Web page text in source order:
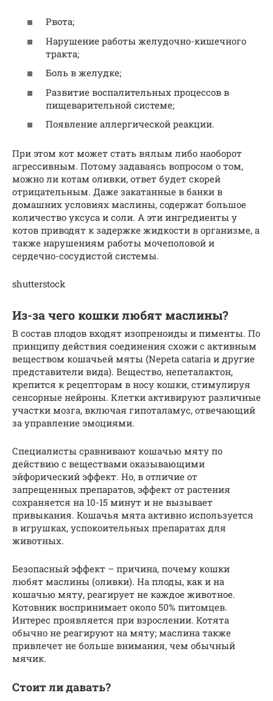
Рвота;
Нарушение работы желудочно-кишечного
тракта;
Боль в желудке;
Развитие воспалительных процессов в
пищеварительной системе;
Появление аллергической реакции.
При этом кот может стать вялым либо наоборот
агрессивным. Потому задаваясь вопросом о том,
можно ли котам оливки, ответ будет скорей
отрицательным. Даже закатанные в банки в
домашних условиях маслины, содержат большое
количество уксуса и соли. А эти ингредиенты у
котов приводят к задержке жидкости в организме, а
также нарушениям работы мочеполовой и
сердечно-сосудистой системы.
shutterstock
Из-за чего кошки любят маслины?
В состав плодов входят изопреноиды и пименты. По
принципу действия соединения схожи с активным
веществом кошачьей мяты (Nepeta cataria и другие
представители вида). Вещество, непеталактон,
крепится к рецепторам в носу кошки, стимулируя
сенсорные нейроны. Клетки активируют различные
участки мозга, включая гипоталамус, отвечающий
за управление эмоциями.
Специалисты сравнивают кошачью мяту по
действию с веществами оказывающими
эйфорический эффект. Но, в отличие от
запрещенных препаратов, эффект от растения
сохраняется на 10-15 минут и не вызывает
привыкания. Кошачья мята активно используется
в игрушках, успокоительных препаратах для
животных.
Безопасный эффект – причина, почему кошки
любят маслины (оливки). На плоды, как и на
кошачью мяту, реагирует не каждое животное.
Котовник воспринимает около 50% питомцев.
Интерес проявляется при взрослении. Котята
обычно не реагируют на мяту; маслина также
привлечет не больше внимания, чем обычный
мячик.
Стоит ли давать?